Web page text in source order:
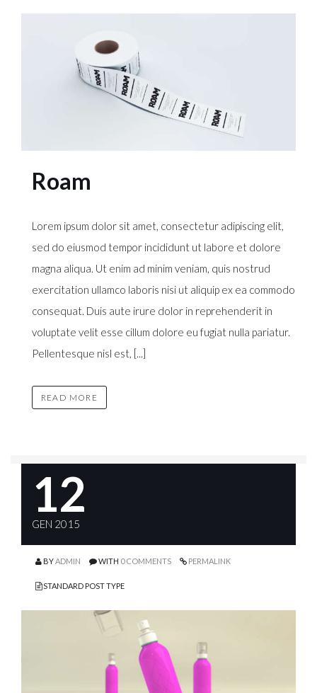
Roam
Lorem ipsum dolor sit amet, consectetur adipiscing elit,
sed do eiusmod tempor incididunt ut labore et dolore
magna aliqua. Ut enim ad minim veniam, quis nostrud
exercitation ullamco laboris nisi ut aliquip ex ea commodo
consequat. Duis aute irure dolor in reprehenderit in
voluptate velit esse cillum dolore eu fugiat nulla pariatur.
Pellentesque nisl est, [...]
READ MORE
12
GEN 2015
BYADMIN WITH 0 COMMENTS PERMALINK
STANDARD POST TYPE